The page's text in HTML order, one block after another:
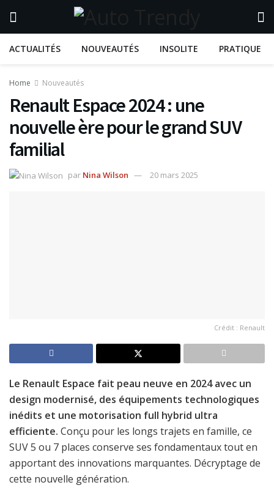
ACTUALITÉS NOUVEAUTÉS INSOLITE PRATIQUE
Home Nouveautés
Renault Espace 2024 : une
nouvelle ère pour le grand SUV
familial
par Nina Wilson 20 mars 2025
Crédit : Renault
Le Renault Espace fait peau neuve en 2024 avec un
design modernisé, des équipements technologiques
inédits et une motorisation full hybrid ultra
efficiente. Conçu pour les longs trajets en famille, ce
SUV 5 ou 7 places conserve ses fondamentaux tout en
apportant des innovations marquantes. Décryptage de
cette nouvelle génération.